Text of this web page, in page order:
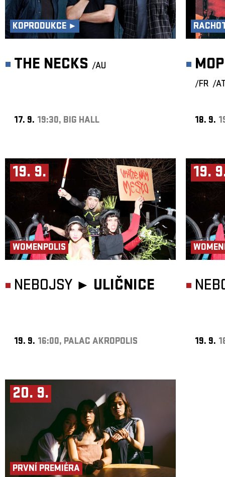
KOPRODUKCE ►
THE NECKS /AU
17. 9. 19:30, BIG HALL
/FR /
18. 9.
19. 9.
WOMENPOLIS
NEBOJSY ► ULIČNICE
19. 9. 16:00, PALAC AKROPOLIS
19.
19. 9.
20. 9.
PRVNÍ PREMIÉRA